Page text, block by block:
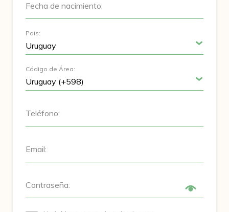
Fecha de nacimiento:
País:
Código de Área:
Teléfono:
Email:
Contraseña: